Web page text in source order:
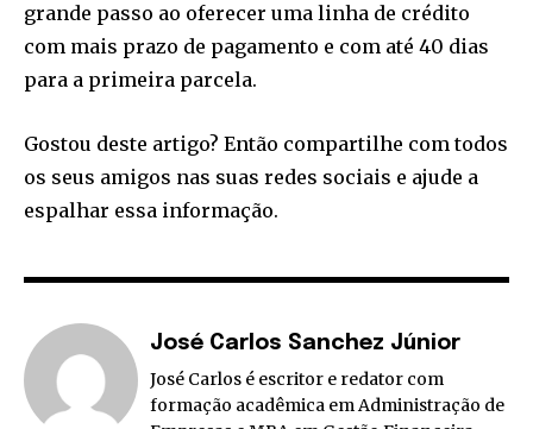
grande passo ao oferecer uma linha de crédito
com mais prazo de pagamento e com até 40 dias
para a primeira parcela.
Gostou deste artigo? Então compartilhe com todos
os seus amigos nas suas redes sociais e ajude a
espalhar essa informação.
José Carlos Sanchez Júnior
José Carlos é escritor e redator com
formação acadêmica em Administração de